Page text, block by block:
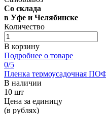
Со склада
в Уфе и Челябинске
Количество
В корзину
Подробнее о товаре
0/5
Пленка термоусадочная
В наличии
10 шт
Цена за единицу
(в рублях)